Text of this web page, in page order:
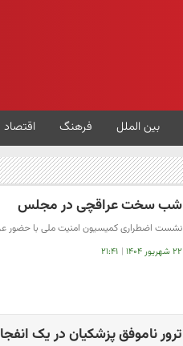
بین الملل فرهنگ اقتصاد
شب سخت عراقچی در مجلس
نشست اضطراری کمیسیون امنیت ملی با حضور
۲۲ شهریور ۱۴۰۴ | ۲۱:۴۱
ترور ناموفق پزشکیان در یک